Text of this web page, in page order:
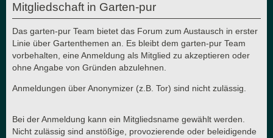
Mitgliedschaft in Garten-pur
Das garten-pur Team bietet das Forum zum Austausch in erster
Linie über Gartenthemen an. Es bleibt dem garten-pur Team
vorbehalten, eine Anmeldung als Mitglied zu akzeptieren oder
ohne Angabe von Gründen abzulehnen.
Anmeldungen über Anonymizer (z.B. Tor) sind nicht zulässig.
Bei der Anmeldung kann ein Mitgliedsname gewählt werden.
Nicht zulässig sind anstößige, provozierende oder beleidigende